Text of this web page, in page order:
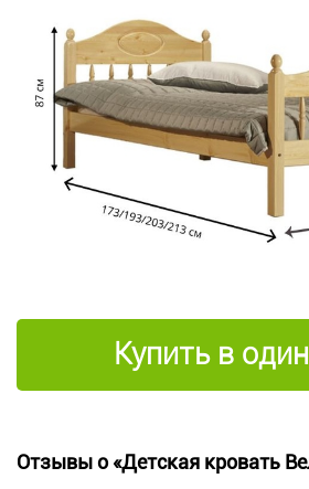
Купить в
Отзывы о «Детская кровать